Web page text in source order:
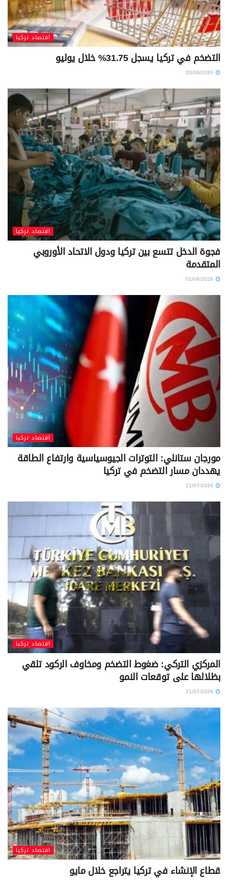
اقتصاد تركيا
التضخم في تركيا يسجل 31.75% خلال يوليو
اقتصاد تركيا
فجوة الدخل تتسع بين تركيا ودول الاتحاد الأوروبي
المتقدمة
اقتصاد تركيا
مورجان ستانلي: التوترات الجيوسياسية وارتفاع الطاقة
يهددان مسار التضخم في تركيا
اقتصاد تركيا
المركزي التركي: ضغوط التضخم ومخاوف الركود تلقي
بظلالها على توقعات النمو
اقتصاد تركيا
قطاع الإنشاء في تركيا يتراجع خلال مايو